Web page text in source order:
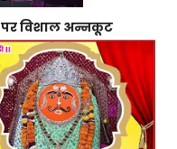
पर विशाल अन्नकूट